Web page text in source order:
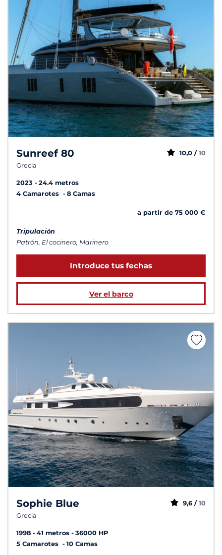
Sunreef 80
Grecia
10,0 / 10
2023
24.4 metros
4 Camarotes
8 Camas
a partir de 75 000 €
Tripulación
Patrón, El cocinero, Marinero
Introduce tus fechas
Ver el barco
Sophie Blue
Grecia
9,6 / 10
1998 41 metros
36000 HP
5 Camarotes
10 Camas